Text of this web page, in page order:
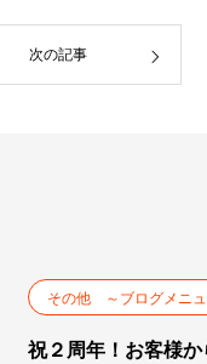
次の記事
その他 ～ブログメニ
祝２周年！お客様